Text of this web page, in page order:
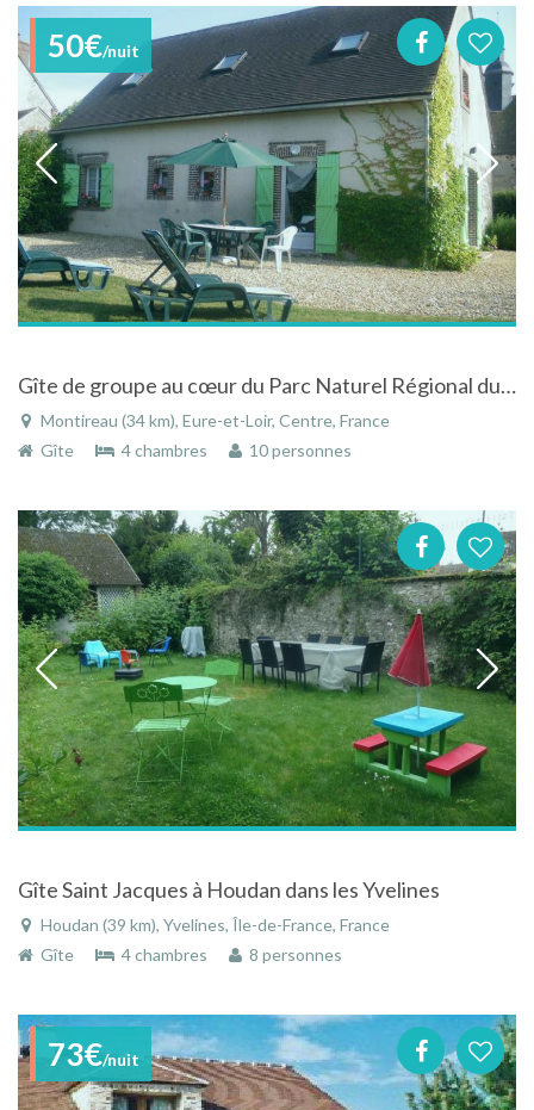
50€/nuit
Gîte de groupe au cœur du Parc Naturel Régional du Perche
Montireau (34 km), Eure-et-Loir, Centre, France
Gîte
4 chambres 10 personnes
Gîte Saint Jacques à Houdan dans les Yvelines
Houdan (39 km), Yvelines, Île-de-France, France
Gîte
4 chambres 8 personnes
73€/nuit